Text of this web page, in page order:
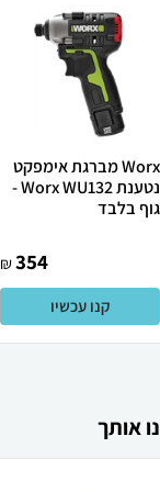
Worx מברגת אימפקט
נטענת Worx WU132 -
גוף בלבד
354
₪
קנו עכשיו
אותך